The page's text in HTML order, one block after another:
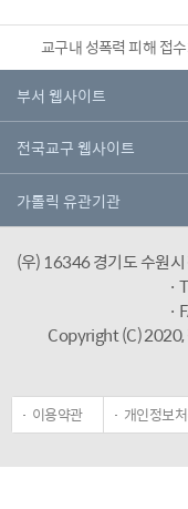
교구내 성폭력 피해 접
(우) 16346 경기도 수원
·
·
Copyright (C) 2020,
이용약관 개인정보